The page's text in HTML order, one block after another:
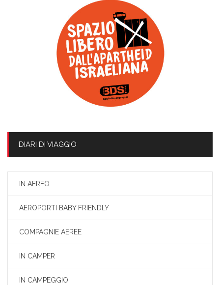
DIARI DI VIAGGIO
IN AEREO
AEROPORTI BABY FRIENDLY
COMPAGNIE AEREE
IN CAMPER
IN CAMPEGGIO